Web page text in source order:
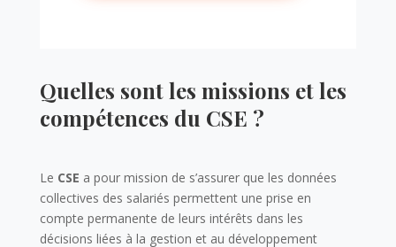
e
r
n
i
v
e
Quelles sont les missions et les
compétences du CSE ?
Le CSE a pour mission de s’assurer que les données
collectives des salariés permettent une prise en
compte permanente de leurs intérêts dans les
décisions liées à la gestion et au développement